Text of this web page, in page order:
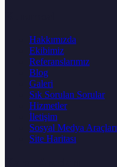
Hakkımızda
Ekibimiz
Referanslarımız
Blog
Galeri
Sık Sorulan Sorular
Hizmetler
İletişim
Sosyal Medya Araçları
Site Haritası